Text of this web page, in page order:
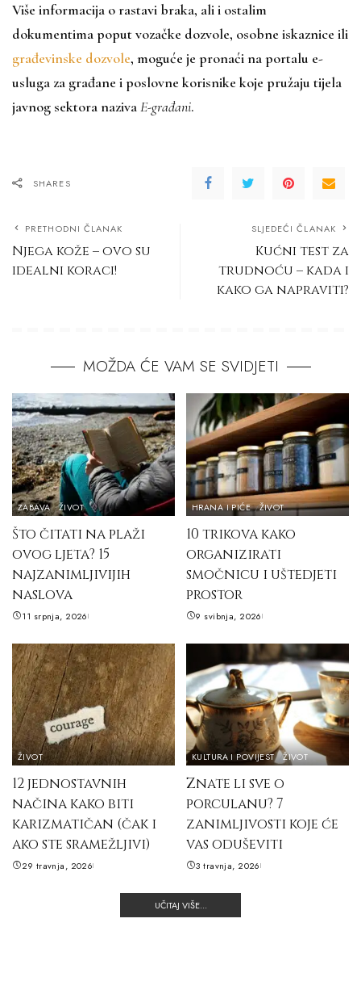
Više informacija o rastavi braka, ali i ostalim
dokumentima poput vozačke dozvole, osobne iskaznice ili
građevinske dozvole, moguće je pronaći na portalu e-
usluga za građane i poslovne korisnike koje pružaju tijela
javnog sektora nazivaE-građani.
SHARES
PRETHODNI ČLANAK
Njega kože – ovo su
idealni koraci!
SLJEDEĆI ČLANAK
Kućni test za
trudnoću – kada i
kako ga napraviti?
MOŽDA ĆE VAM SE SVIDJETI
ZABAVA ŽIVOT
Što čitati na plaži
ovog ljeta? 15
najzanimljivijih
naslova
11 srpnja, 2026
HRANA I PIĆE ŽIVOT
10 trikova kako
organizirati
smočnicu i uštedjeti
prostor
9 svibnja, 2026
ŽIVOT
12 jednostavnih
načina kako biti
karizmatičan (čak i
ako ste sramežljivi)
29 travnja, 2026
KULTURA I POVIJEST ŽIVOT
Znate li sve o
porculanu? 7
zanimljivosti koje će
vas oduševiti
3 travnja, 2026
UČITAJ VIŠE...